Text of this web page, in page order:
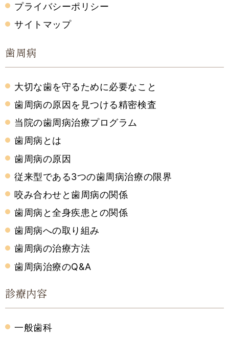
プライバシーポリシー
サイトマップ
歯周病
大切な歯を守るために必要なこと
歯周病の原因を見つける精密検査
当院の歯周病治療プログラム
歯周病とは
歯周病の原因
従来型である3つの歯周病治療の限界
咬み合わせと歯周病の関係
歯周病と全身疾患との関係
歯周病への取り組み
歯周病の治療方法
歯周病治療のQ&A
診療内容
一般歯科